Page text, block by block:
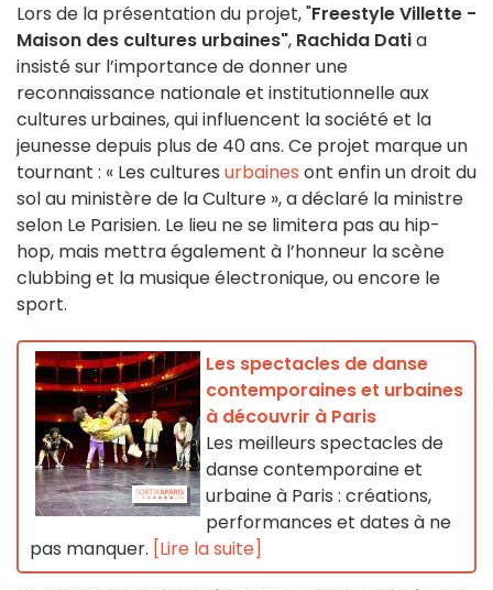
Lors de la présentation du projet, "Freestyle Villette -
Maison des cultures urbaines", Rachida Datia
insisté sur l’importance de donner une
reconnaissance nationale et institutionnelle aux
cultures urbaines, qui influencent la société et la
jeunesse depuis plus de 40 ans. Ce projet marque un
tournant : « Les cultures urbaines ont enfin un droit du
sol au ministère de la Culture », a déclaré la ministre
selon Le Parisien. Le lieu ne se limitera pas au hip-
hop, mais mettra également à l’honneur la scène
clubbing et la musique électronique, ou encore le
sport.
Les spectacles de danse
contemporaines et urbaines
à découvrir à Paris
Les meilleurs spectacles de
danse contemporaine et
urbaine à Paris : créations,
performances et dates à ne
pas manquer. [Lire la suite]